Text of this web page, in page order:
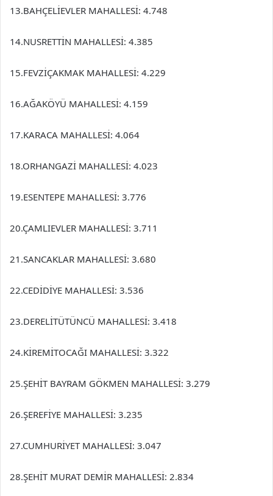
13.BAHÇELİEVLER MAHALLESİ: 4.748
14.NUSRETTİN MAHALLESİ: 4.385
15.FEVZİÇAKMAK MAHALLESİ: 4.229
16.AĞAKÖYÜ MAHALLESİ: 4.159
17.KARACA MAHALLESİ: 4.064
18.ORHANGAZİ MAHALLESİ: 4.023
19.ESENTEPE MAHALLESİ: 3.776
20.ÇAMLIEVLER MAHALLESİ: 3.711
21.SANCAKLAR MAHALLESİ: 3.680
22.CEDİDİYE MAHALLESİ: 3.536
23.DERELİTÜTÜNCÜ MAHALLESİ: 3.418
24.KİREMİTOCAĞI MAHALLESİ: 3.322
25.ŞEHİT BAYRAM GÖKMEN MAHALLESİ: 3.279
26.ŞEREFİYE MAHALLESİ: 3.235
27.CUMHURİYET MAHALLESİ: 3.047
28.ŞEHİT MURAT DEMİR MAHALLESİ: 2.834